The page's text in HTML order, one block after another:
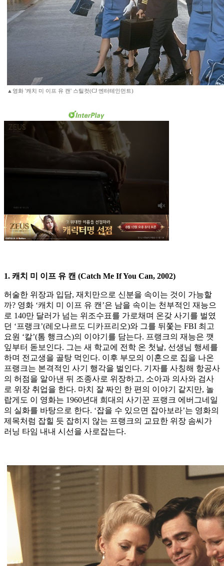
▲영화 '캐치 미 이프 유 캔' 스틸컷(CJ 엔터테인먼트)
1. 캐치 미 이프 유 캔 (Catch Me If You Can, 2002)
허술한 위장과 입담, 재치만으로 신분을 속이는 것이 가능할
까? 영화 ‘캐치 미 이프 유 캔’은 남을 속이는 천부적인 재능으
로 140만 달러가 넘는 위조수표를 가로채며 온갖 사기를 벌였
던 ‘프랭크’(레오나르도 디카프리오)와 그를 뒤쫓는 FBI 최고
요원 ‘칼’(톰 행크스)의 이야기를 담는다. 프랭크의 재능은 깻
잎부터 돋보인다. 그는 새 학교에 전학 온 첫날, 선생님 행세를
하며 전교생을 골탕 먹인다. 이후 부모의 이혼으로 집을 나온
프랭크는 본격적인 사기 행각을 벌인다. 기자를 사칭해 항공사
의 허점을 알아낸 뒤 조종사로 위장하고, 소아과 의사와 검사
로 위장 취업을 한다. 마치 잘 짜인 한 편의 이야기 같지만, 놀
랍게도 이 영화는 1960년대 희대의 사기꾼 프랭크 에버그네일
의 실화를 바탕으로 한다. ‘잡을 수 있으면 잡아보라’는 영화의
제목처럼 잡힐 듯 잡히지 않는 프랭크의 교묘한 위장 솜씨가
러닝 타임 내내 시선을 사로잡는다.